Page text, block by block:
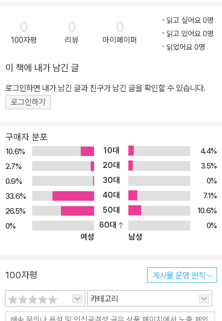
니다. 유사 문제나 변형 문제를 유제로 제공하여 해당 주제에 대한 충
분한 연습이 가능하도록 하였습니다. 또 깊이있는 개념 학습을 위한
날선Q로 생각하는 힘을 기를 수 있습니다. ▶ 연습과 실전 단원에서
누어 단계적으로 학습할 수 있도록 하였습니다. ▶ 날선개념 학습 No
te -이 책을 공부하기 전, 계획을 세우고 실천내용을 확인하는 학습P
LAN Note -대표Q 문제의 풀이를 확인하며 나의 풀이를 만드는 대
표Q 학습 Note -틀린 문제를 나만의 방식으로 정리하는 나의 오답
수 있습니다.
0
100자평
0
리뷰
0
마이페이퍼
읽고 싶어요 0명
읽고 있어요 0명
읽었어요 0명
이 책에 내가 남긴 글
로그인하면 내가 남긴 글과 친구가 남긴 글을 확인할 수 있습니다.
로그인하기
구매자 분포
10.6% 10대
4.4%
2.7%
20대
3.5%
0.9%
30대
0%
33.6%
40대
7.1%
26.5%
50대
10.6%
0%
60대
0%
여성
남성
100자평 게시물 운영 원칙
카테고리